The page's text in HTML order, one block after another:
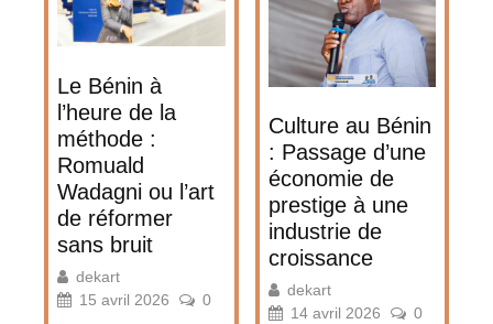
Le Bénin à
l’heure de la
méthode :
Romuald
Wadagni ou l’art
de réformer
sans bruit
dekart
15 avril 2026
0
Culture au Bénin
: Passage d’une
économie de
prestige à une
industrie de
croissance
dekart
14 avril 2026
0